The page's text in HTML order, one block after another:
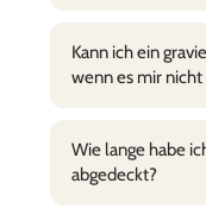
Kann ich ein
wenn es mir
Wie lange habe
abgedeckt?